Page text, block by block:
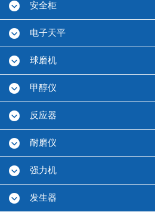
安全柜
电子天平
球磨机
甲醇仪
反应器
耐磨仪
强力机
发生器